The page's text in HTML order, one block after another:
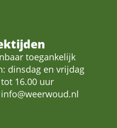
toegankelijk
dinsdag en vrijdag
16.00 uur
info@weerwoud.nl